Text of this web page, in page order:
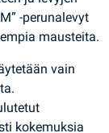
-perunalevyt
mausteita.
vain
kokemuksia